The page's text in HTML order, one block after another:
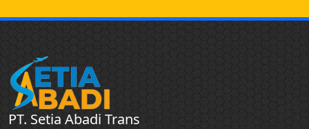
PT. Setia Abadi Trans